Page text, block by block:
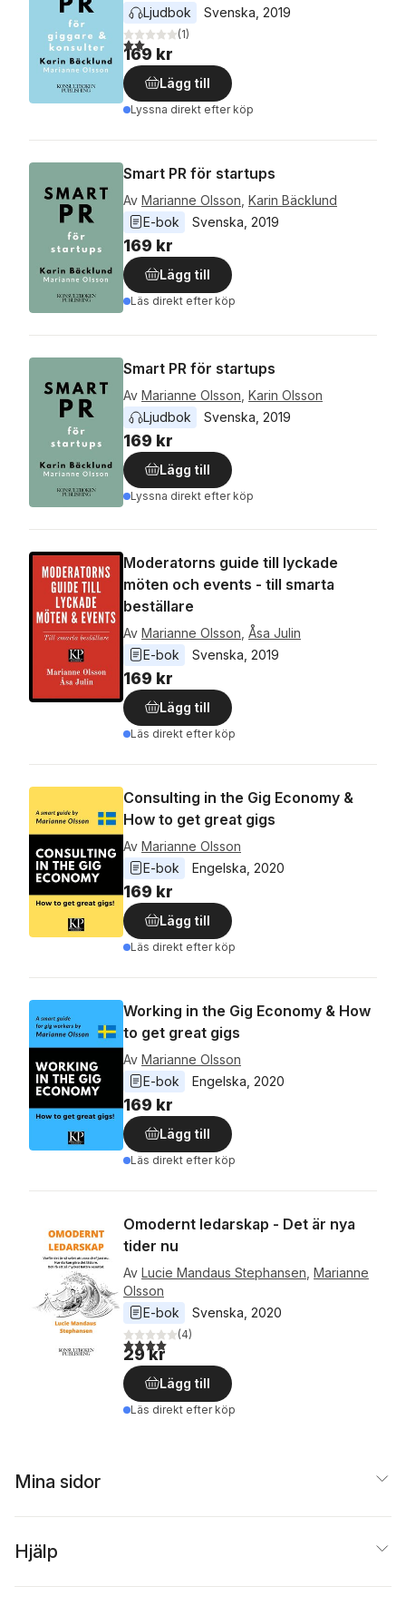
Ljudbok
Svenska 2019
2,0utav 5 stjärnor. Totalt antal röster:
(1)
169 kr
Lägg till
Lyssna direkt efter köp
Smart PR för startups
Av Marianne Olsson Karin Bäcklund
E-bok
Svenska 2019
169 kr
Lägg till
Läs direkt efter köp
Smart PR för startups
Av Marianne Olsson Karin Olsson
Ljudbok
Svenska 2019
169 kr
Lägg till
Lyssna direkt efter köp
Moderatorns guide till lyckade
möten och events - till smarta
beställare
Av Marianne Olsson Åsa Julin
E-bok
Svenska 2019
169 kr
Lägg till
Läs direkt efter köp
Consulting in the Gig Economy &
How to get great gigs
Av Marianne Olsson
E-bok
Engelska 2020
169 kr
Lägg till
Läs direkt efter köp
Working in the Gig Economy & How
to get great gigs
Av Marianne Olsson
E-bok
Engelska 2020
169 kr
Lägg till
Läs direkt efter köp
Omodernt ledarskap - Det är nya
tider nu
Av Lucie Mandaus Stephansen Marianne
Olsson
E-bok
Svenska 2020
4,0utav 5 stjärnor. Totalt antal röster:
(4)
29 kr
Lägg till
Läs direkt efter köp
Mina sidor
Hjälp